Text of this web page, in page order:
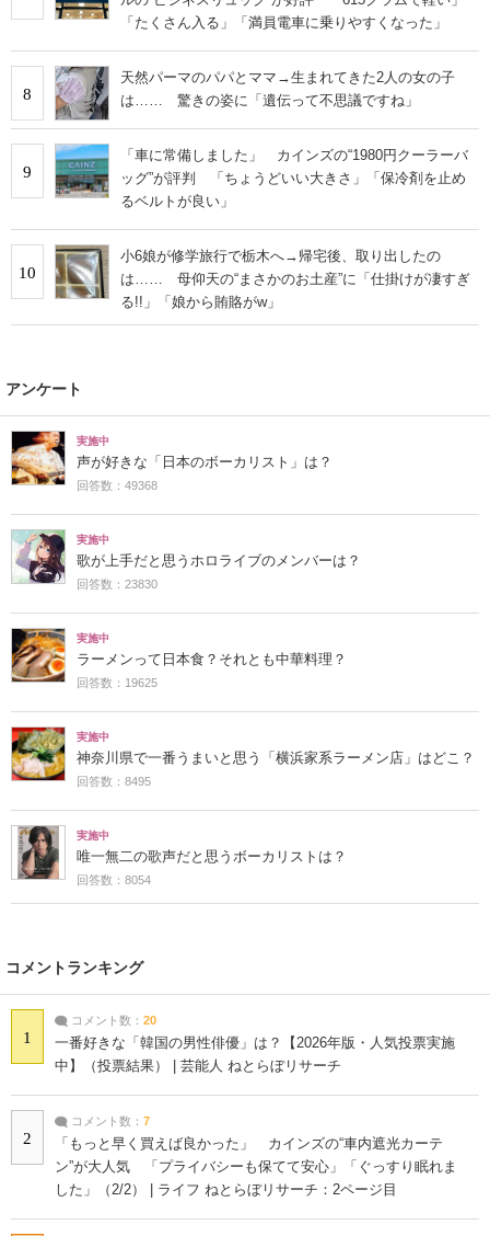
「たくさん入る」「満員電車に乗りやすくなった」
8
天然パーマのパパとママ→生まれてきた2人の女の子
は…… 驚きの姿に「遺伝って不思議ですね」
9
「車に常備しました」 カインズの“1980円クーラーバ
ッグ”が評判 「ちょうどいい大きさ」「保冷剤を止め
るベルトが良い」
10
小6娘が修学旅行で栃木へ→帰宅後、取り出したの
は…… 母仰天の“まさかのお土産”に「仕掛けが凄すぎ
る!!」「娘から賄賂がw」
アンケート
実施中
声が好きな「日本のボーカリスト」は？
回答数：49368
実施中
歌が上手だと思うホロライブのメンバーは？
回答数：23830
実施中
ラーメンって日本食？それとも中華料理？
回答数：19625
実施中
神奈川県で一番うまいと思う「横浜家系ラーメン店」はどこ？
回答数：8495
実施中
唯一無二の歌声だと思うボーカリストは？
回答数：8054
コメントランキング
1
コメント数： 20
一番好きな「韓国の男性俳優」は？【2026年版・人気投票実施
中】（投票結果） | 芸能人 ねとらぼリサーチ
2
コメント数： 7
「もっと早く買えば良かった」 カインズの“車内遮光カーテ
ン”が大人気 「プライバシーも保てて安心」「ぐっすり眠れま
した」（2/2） | ライフ ねとらぼリサーチ：2ページ目